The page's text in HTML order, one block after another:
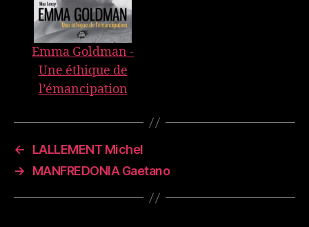
Emma Goldman -
Une éthique de
l’émancipation
←
LALLEMENT Michel
→
MANFREDONIA Gaetano